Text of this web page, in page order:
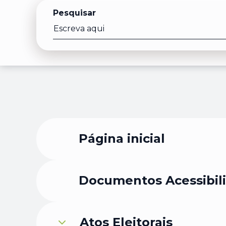
Pesquisar
Página inicial
Documentos
Atos Eleitorais Atos Eleitorais